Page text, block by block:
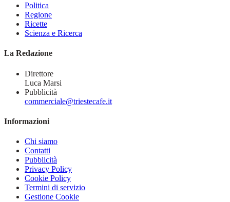
Politica
Regione
Ricette
Scienza e Ricerca
La Redazione
Direttore
Luca Marsi
Pubblicità
commerciale@triestecafe.it
Informazioni
Chi siamo
Contatti
Pubblicità
Privacy Policy
Cookie Policy
Termini di servizio
Gestione Cookie